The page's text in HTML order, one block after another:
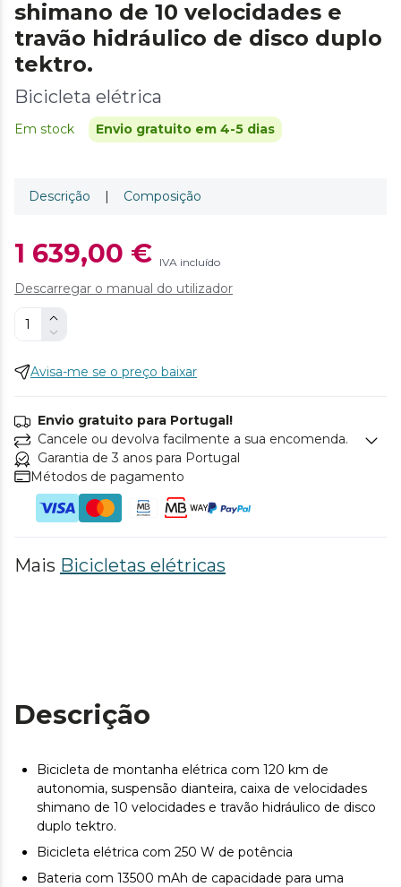
shimano de 10 velocidades e
travão hidráulico de disco duplo
tektro.
Bicicleta elétrica
Em stock Envio gratuito em 4-5 dias
Descrição | Composição
1 639,00 € IVA incluído
Descarregar o manual do utilizador
Avisa-me se o preço baixar
Envio gratuito para Portugal!
Cancele ou devolva facilmente a sua encomenda.
Garantia de 3 anos para Portugal
Métodos de pagamento
Mais Bicicletas elétricas
Descrição
Bicicleta de montanha elétrica com 120 km de
autonomia, suspensão dianteira, caixa de velocidades
shimano de 10 velocidades e travão hidráulico de disco
duplo tektro.
Bicicleta elétrica com 250 W de potência
Bateria com 13500 mAh de capacidade para uma